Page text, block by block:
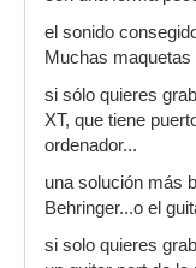
el sonido
Muchas
si sólo quieres
XT, que tiene
ordenador...
una solución más
Behringer...o el
si solo quieres